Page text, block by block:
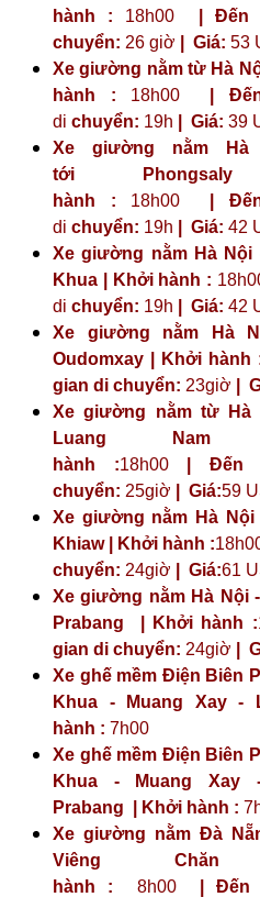
hành : 18h00 | Đến
chuyển: 26 giờ | Giá: 53
Xe giường nằm từ Hà
hành : 18h00 |
di chuyển: 19h Giá: 39
Xe giường nằm
tới
Phongsaly
hành : 18h00 |
di chuyển: 19h Giá: 42
Xe giường nằm Hà
Khua | Khởi hành :
di chuyển: 19h Giá: 42
Xe giường nằm Hà
Oudomxay | Khởi hành
gian di chuyển: 23giờ |
Xe giường nằm từ
Luang
hành :18h00| Đến
chuyển: 25giờ | Giá:59
Xe giường nằm Hà
Khiaw | Khởi hành :
chuyển: 24giờ | Giá:61
Xe giường nằm Hà
Prabang | Khởi hành :
gian di chuyển: 24giờ |
Xe ghế mềm Điện Biên
Khua - Muang Xay
hành : 7h00
Xe ghế mềm Điện Biên
Khua - Muang Xay
Prabang | Khởi hành :
Xe giường nằm Đà
Viêng
hành : 8h00| Đến